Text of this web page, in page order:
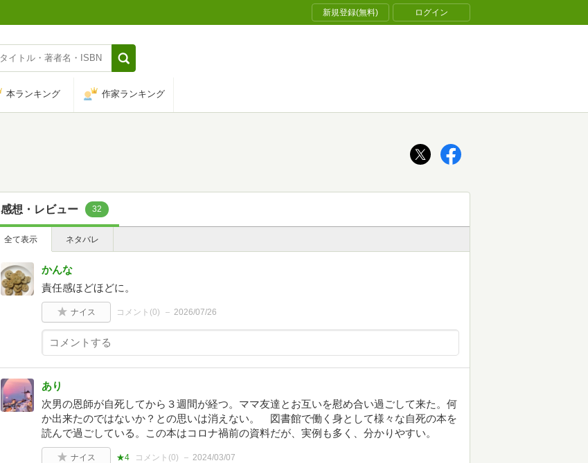
新規登録(無料) ログイン
本ランキング 作家ランキング
感想・レビュー 32
全て表示 ネタバレ
かんな
責任感ほどほどに。
ナイス コメント(0) 2026/07/26
あり
次男の恩師が自死してから３週間が経つ。ママ友達とお互いを慰め合い過ごして来た。何
か出来たのではないか？との思いは消えない。 図書館で働く身として様々な自死の本を
読んで過ごしている。この本はコロナ禍前の資料だが、実例も多く、分かりやすい。
ナイス ★4 コメント(0) 2024/03/07